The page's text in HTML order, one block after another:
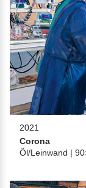
2021
Corona
Öl/Leinwand |